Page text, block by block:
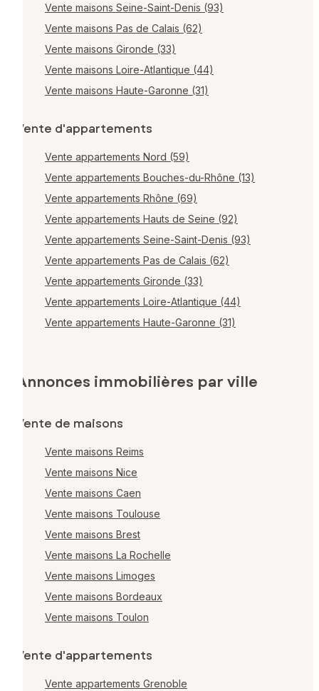
Vente maisons Seine-Saint-Denis (93)
Vente maisons Pas de Calais (62)
Vente maisons Gironde (33)
Vente maisons Loire-Atlantique (44)
Vente maisons Haute-Garonne (31)
Vente d'appartements
Vente appartements Nord (59)
Vente appartements Bouches-du-Rhône (13)
Vente appartements Rhône (69)
Vente appartements Hauts de Seine (92)
Vente appartements Seine-Saint-Denis (93)
Vente appartements Pas de Calais (62)
Vente appartements Gironde (33)
Vente appartements Loire-Atlantique (44)
Vente appartements Haute-Garonne (31)
Annonces immobilières par ville
Vente de maisons
Vente maisons Reims
Vente maisons Nice
Vente maisons Caen
Vente maisons Toulouse
Vente maisons Brest
Vente maisons La Rochelle
Vente maisons Limoges
Vente maisons Bordeaux
Vente maisons Toulon
Vente d'appartements
Vente appartements Grenoble